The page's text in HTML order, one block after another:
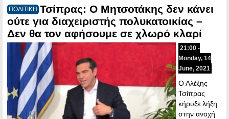
ΠΟΛΙΤΙΚΗ Τσίπρας: Ο Μητσοτάκης δεν κάνει
ούτε για διαχειριστής πολυκατοικίας –
Δεν θα τον αφήσουμε σε χλωρό κλαρί
21:00 -
Monday, 14
June, 2021
Ο Αλέξης
Τσίπρας
κήρυξε λήξη
στην ανοχή